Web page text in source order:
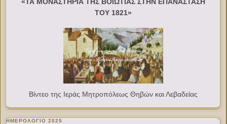
«ΤΑ ΜΟΝΑΣΤΗΡΙΑ ΤΗΣ ΒΟΙΩΤΙΑΣ ΣΤΗΝ ΕΠΑΝΑΣΤΑΣΗ
ΤΟΥ 1821»
Βίντεο της Ιεράς Μητροπόλεως Θηβών και Λεβαδείας
ΗΜΕΡΟΛΟΓΙΟ 2025